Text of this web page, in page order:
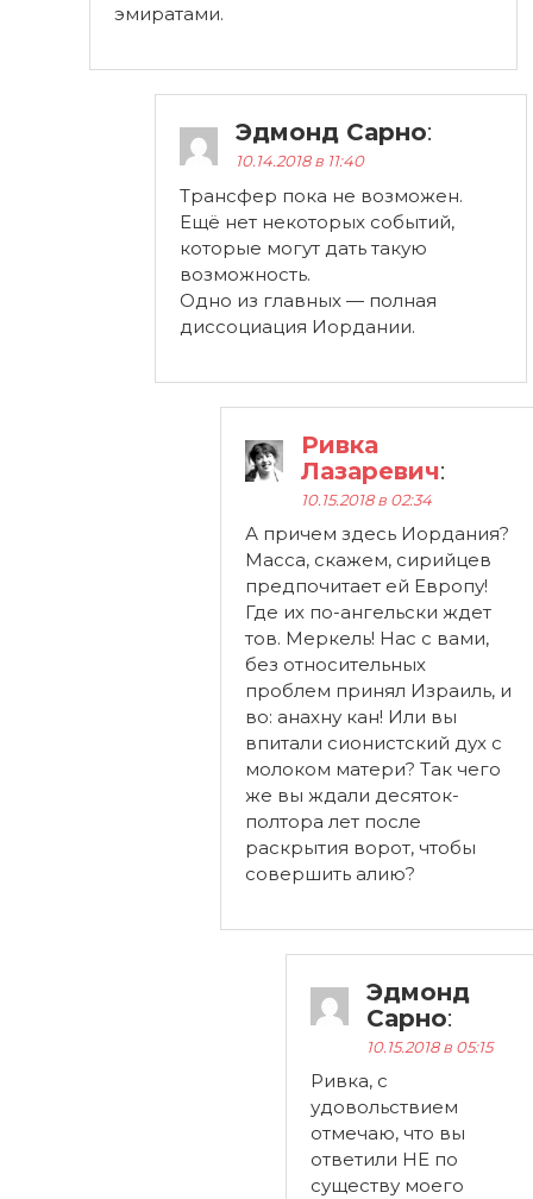
эмиратами.
Эдмонд Сарно:
10.14.2018 в 11:40
Трансфер пока не возможен.
Ещё нет некоторых событий,
которые могут дать такую
возможность.
Одно из главных — полная
диссоциация Иордании.
Ривка
Лазаревич:
10.15.2018 в 02:34
А причем здесь Иордания?
Масса, скажем, сирийцев
предпочитает ей Европу!
Где их по-ангельски ждет
тов. Меркель! Нас с вами,
без относительных
проблем принял Израиль, и
во: анахну кан! Или вы
впитали сионистский дух с
молоком матери? Так чего
же вы ждали десяток-
полтора лет после
раскрытия ворот, чтобы
совершить алию?
Эдмонд
Сарно:
10.15.2018 в 05:15
Ривка, с
удовольствием
отмечаю, что вы
ответили НЕ по
существу моего